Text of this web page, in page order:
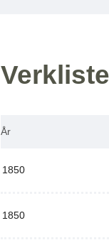
Verkliste
År
1850
1850